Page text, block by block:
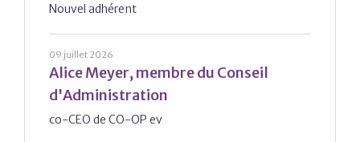
Nouvel adhérent
09 juillet 2026
Alice Meyer, membre du Conseil
d'Administration
co-CEO de CO-OP ev